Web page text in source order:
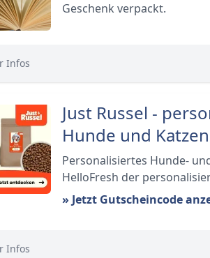
Geschenk verpackt.
Infos
Just Russel -
Hunde und Katzen
Personalisiertes Hunde-
HelloFresh der
» Jetzt Gutscheincode
Infos